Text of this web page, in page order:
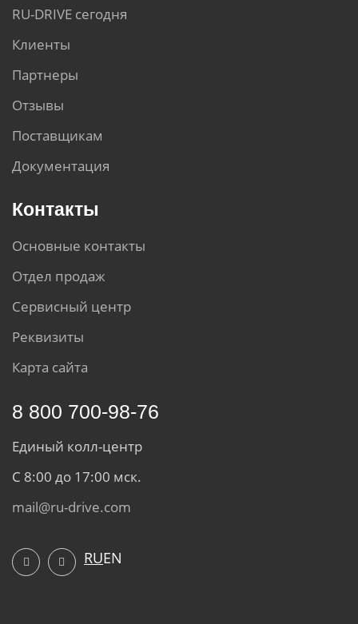
RU-DRIVE сегодня
Клиенты
Партнеры
Отзывы
Поставщикам
Документация
Контакты
Основные контакты
Отдел продаж
Сервисный центр
Реквизиты
Карта сайта
8 800 700-98-76
Единый колл-центр
С 8:00 до 17:00 мск.
mail@ru-drive.com
RUEN